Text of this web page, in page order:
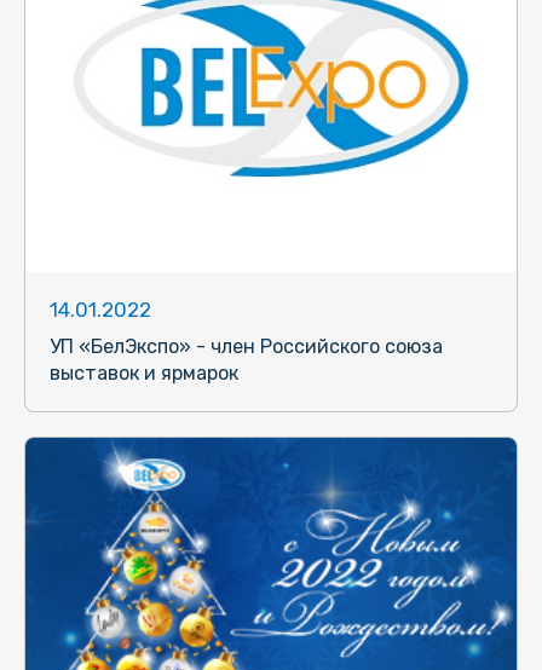
14.01.2022
УП «БелЭкспо» - член Российского союза
выставок и ярмарок